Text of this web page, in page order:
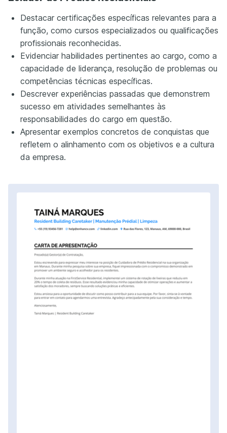
Destacar certificações específicas relevantes para a
função, como cursos especializados ou qualificações
profissionais reconhecidas.
Evidenciar habilidades pertinentes ao cargo, como a
capacidade de liderança, resolução de problemas ou
competências técnicas específicas.
Descrever experiências passadas que demonstrem
sucesso em atividades semelhantes às
responsabilidades do cargo em questão.
Apresentar exemplos concretos de conquistas que
refletem o alinhamento com os objetivos e a cultura
da empresa.